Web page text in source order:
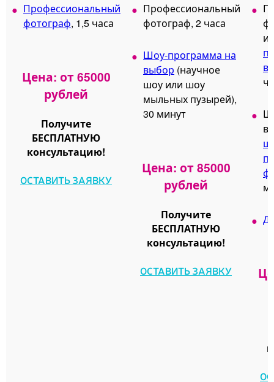
Профессиональный
фотограф, 1,5 часа
Цена: от 65000
рублей
Получите
БЕСПЛАТНУЮ
консультацию!
ОСТАВИТЬ ЗАЯВКУ
Профессиональный
фотограф, 2 часа
Шоу-программа на
выбор (научное
шоу или шоу
мыльных пузырей),
30 минут
Цена: от 85000
рублей
Получите
БЕСПЛАТНУЮ
консультацию!
ОСТАВИТЬ ЗАЯВКУ